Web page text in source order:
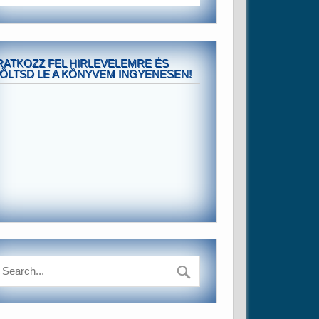
FEL HIRLEVELEMRE ÉS
LE A KÖNYVEM INGYENESEN!